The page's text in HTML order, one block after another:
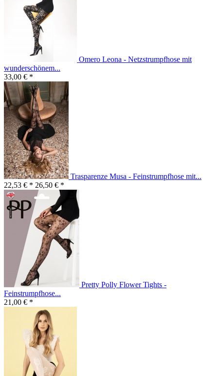
Omero Leona - Netzstrumpfhose mit
wunderschönem...
33,00 € *
Trasparenze Musa - Feinstrumpfhose mit...
22,53 € * 26,50 € *
Pretty Polly Flower Tights -
Feinstrumpfhose...
21,00 € *